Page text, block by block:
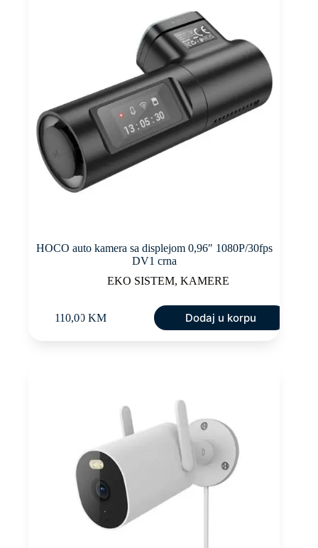
HOCO auto kamera sa displejom 0,96″ 1080P/30fps
DV1 crna
EKO SISTEM,KAMERE
110,00KM Dodaj u korpu